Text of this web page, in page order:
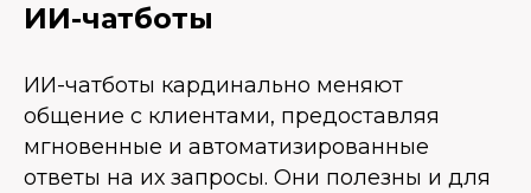
ИИ-чатботы
ИИ-чатботы кардинально меняют
общение с клиентами, предоставляя
мгновенные и автоматизированные
ответы на их запросы. Они полезны и для